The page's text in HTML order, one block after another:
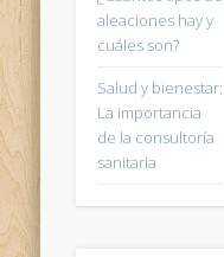
aleaciones hay y
cuáles son?
Salud y bienestar:
La importancia
de la consultoría
sanitaria